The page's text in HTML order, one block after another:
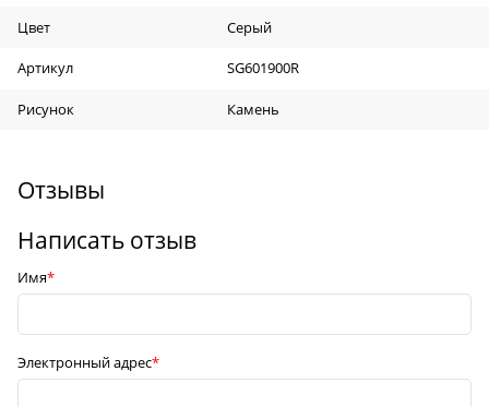
Цвет Серый
Артикул SG601900R
Рисунок Камень
Отзывы
Написать отзыв
Имя
Электронный адрес